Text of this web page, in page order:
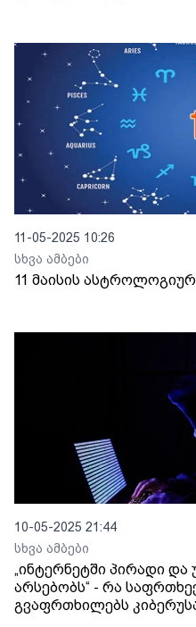
11-05-2025 10:26
სხვა ამბები
11 მაისის
10-05-2025 21:44
სხვა ამბები
„ინტერნეტში პირადი
არსებობს“ - რა
გვაფრთხილებს